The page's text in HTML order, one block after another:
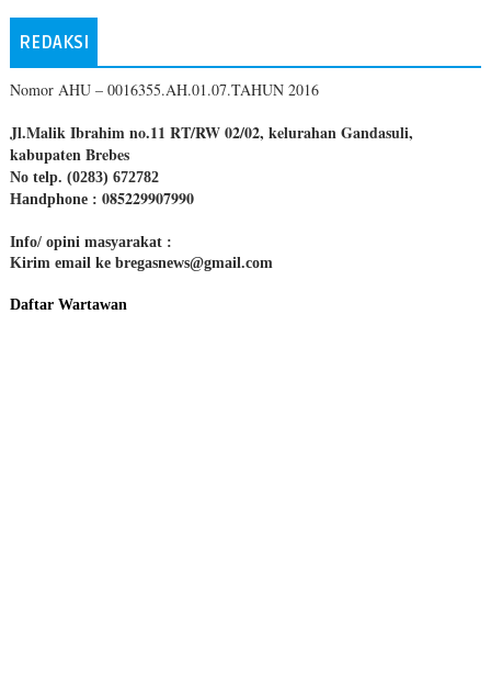
REDAKSI
Nomor AHU – 0016355.AH.01.07.TAHUN 2016
Jl.Malik Ibrahim no.11 RT/RW 02/02, kelurahan Gandasuli,
kabupaten Brebes
No telp. (0283) 672782
Handphone : 085229907990
Info/ opini masyarakat :
Kirim email ke bregasnews@gmail.com
Daftar Wartawan